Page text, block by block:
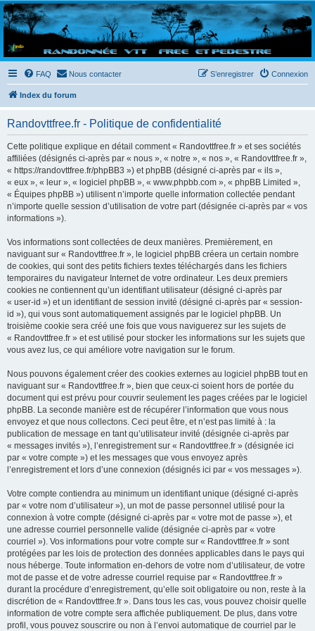
Randovttfree.fr
Bienvenue sur le site des randos vtt et pédestre de Bretagne . Bonne navigation sur le site
et bonnes randos dans l'Ouest !
FAQ Nous contacter Connexion
S’enregistrer
Index du forum
Randovttfree.fr - Politique de confidentialité
Cette politique explique en détail comment « Randovttfree.fr » et ses sociétés
affiliées (désignés ci-après par « nous », « notre », « nos », « Randovttfree.fr »,
« https://randovttfree.fr/phpBB3 ») et phpBB (désigné ci-après par « ils »,
« eux », « leur », « logiciel phpBB », « www.phpbb.com », « phpBB Limited »,
« Équipes phpBB ») utilisent n’importe quelle information collectée pendant
n’importe quelle session d’utilisation de votre part (désignée ci-après par « vos
informations »).
Vos informations sont collectées de deux manières. Premièrement, en
naviguant sur « Randovttfree.fr », le logiciel phpBB créera un certain nombre
de cookies, qui sont des petits fichiers textes téléchargés dans les fichiers
temporaires du navigateur Internet de votre ordinateur. Les deux premiers
cookies ne contiennent qu’un identifiant utilisateur (désigné ci-après par
« user-id ») et un identifiant de session invité (désigné ci-après par « session-
id »), qui vous sont automatiquement assignés par le logiciel phpBB. Un
troisième cookie sera créé une fois que vous naviguerez sur les sujets de
« Randovttfree.fr » et est utilisé pour stocker les informations sur les sujets que
vous avez lus, ce qui améliore votre navigation sur le forum.
Nous pouvons également créer des cookies externes au logiciel phpBB tout en
naviguant sur « Randovttfree.fr », bien que ceux-ci soient hors de portée du
document qui est prévu pour couvrir seulement les pages créées par le logiciel
phpBB. La seconde manière est de récupérer l’information que vous nous
envoyez et que nous collectons. Ceci peut être, et n’est pas limité à : la
publication de message en tant qu’utilisateur invité (désignée ci-après par
« messages invités »), l’enregistrement sur « Randovttfree.fr » (désignée ici
par « votre compte ») et les messages que vous envoyez après
l’enregistrement et lors d’une connexion (désignés ici par « vos messages »).
Votre compte contiendra au minimum un identifiant unique (désigné ci-après
par « votre nom d’utilisateur »), un mot de passe personnel utilisé pour la
connexion à votre compte (désigné ci-après par « votre mot de passe »), et
une adresse courriel personnelle valide (désignée ci-après par « votre
courriel »). Vos informations pour votre compte sur « Randovttfree.fr » sont
protégées par les lois de protection des données applicables dans le pays qui
nous héberge. Toute information en-dehors de votre nom d’utilisateur, de votre
mot de passe et de votre adresse courriel requise par « Randovttfree.fr »
durant la procédure d’enregistrement, qu’elle soit obligatoire ou non, reste à la
discrétion de « Randovttfree.fr ». Dans tous les cas, vous pouvez choisir quelle
information de votre compte sera affichée publiquement. De plus, dans votre
profil, vous pouvez souscrire ou non à l’envoi automatique de courriel par le